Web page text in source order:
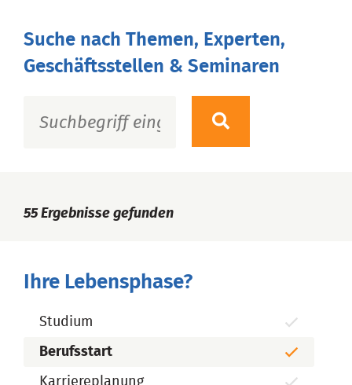
Suche nach Themen, Experten,
Geschäftsstellen & Seminaren
55Ergebnisse gefunden
Ihre Lebensphase?
Studium
Berufsstart
Karriereplanung